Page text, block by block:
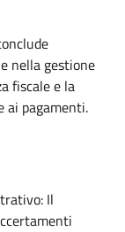
nella gestione
fiscale e la
ai pagamenti.
Il